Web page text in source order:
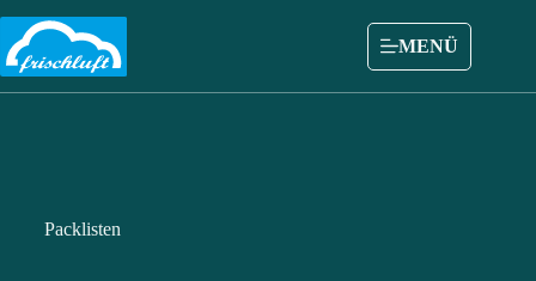
MENÜ
Packlisten